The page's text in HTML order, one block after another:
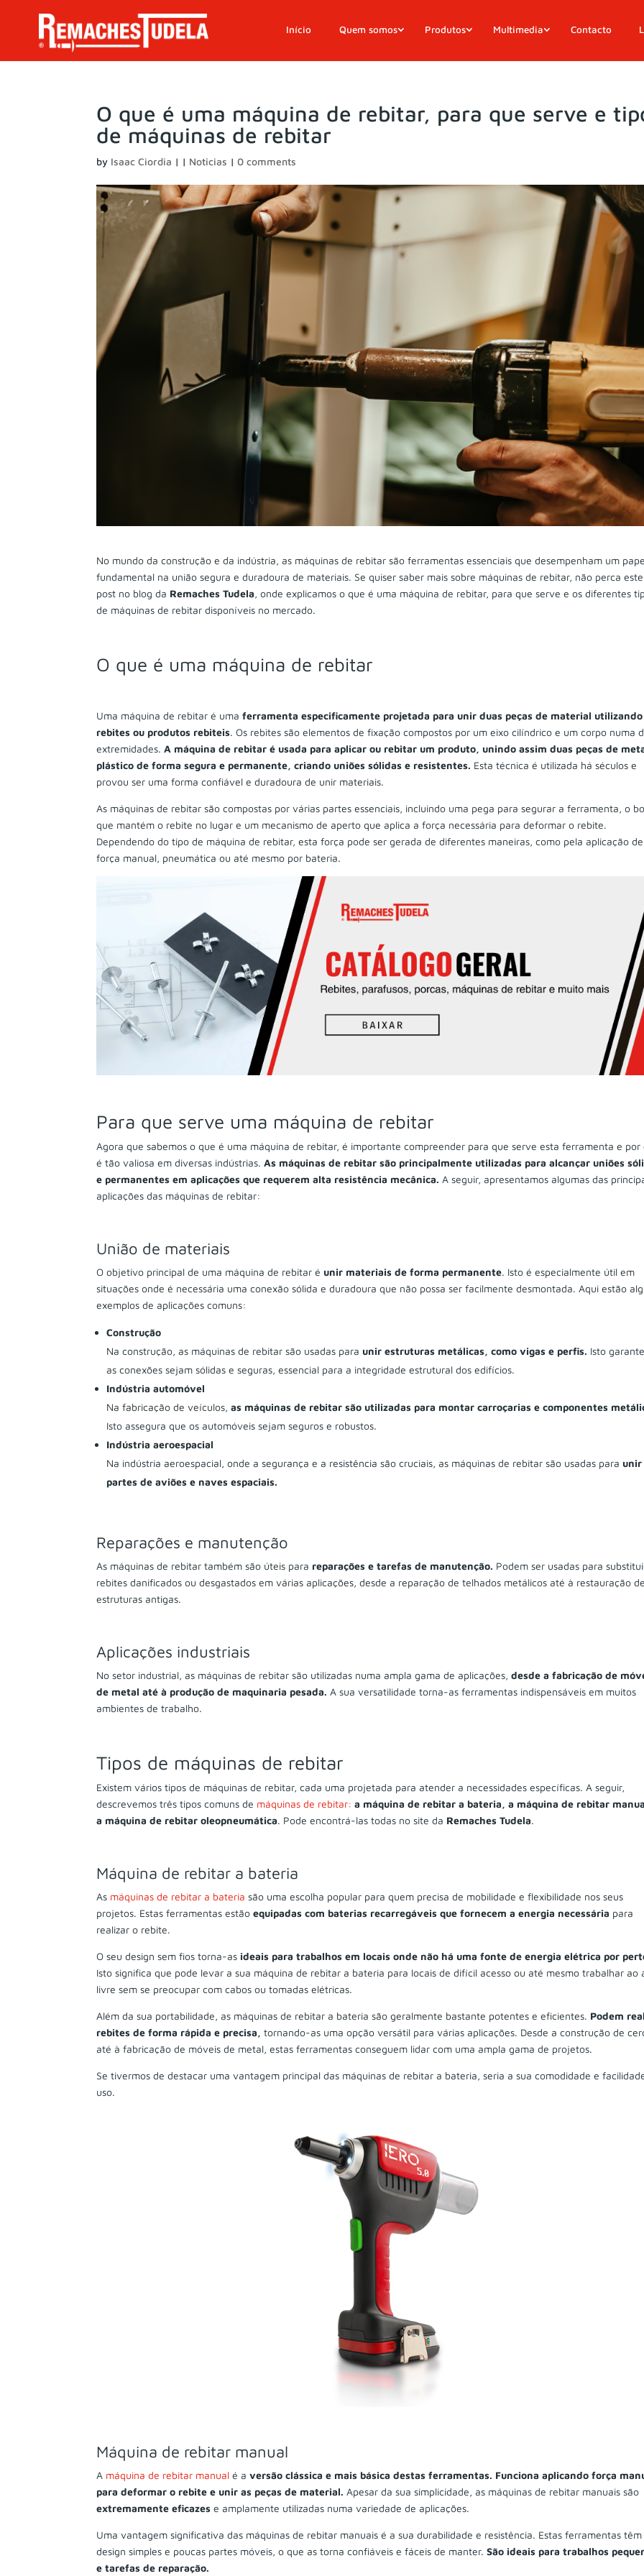
Início Quem somos Produtos Multimedia Contacto
O que é uma máquina de rebitar, para que serve e
de máquinas de rebitar
by Isaac Ciordia | | Noticias |0 comments
No mundo da construção e da indústria, as máquinas de rebitar são ferramentas essenciais que desempenham um
fundamental na união segura e duradoura de materiais. Se quiser saber mais sobre máquinas de rebitar, não perca este
post no blog da Remaches Tudela, onde explicamos o que é uma máquina de rebitar, para que serve e os diferentes
de máquinas de rebitar disponíveis no mercado.
O que é uma máquina de rebitar
Uma máquina de rebitar é umaferramenta especificamente projetada para unir duas peças de material utilizando
rebites ou produtos rebiteis. Os rebites são elementos de fixação compostos por um eixo cilíndrico e um corpo numa
extremidades.A máquina de rebitar é usada para aplicar ou rebitar um produto, unindo assim duas peças de
plástico de forma segura e permanente, criando uniões sólidas e resistentes. Esta técnica é utilizada há séculos e
provou ser uma forma confiável e duradoura de unir materiais.
As máquinas de rebitar são compostas por várias partes essenciais, incluindo uma pega para segurar a ferramenta, o
que mantém o rebite no lugar e um mecanismo de aperto que aplica a força necessária para deformar o rebite.
Dependendo do tipo de máquina de rebitar, esta força pode ser gerada de diferentes maneiras, como pela aplicação de
força manual, pneumática ou até mesmo por bateria.
Para que serve uma máquina de rebitar
Agora que sabemos o que é uma máquina de rebitar, é importante compreender para que serve esta ferramenta e por
é tão valiosa em diversas indústrias.As máquinas de rebitar são principalmente utilizadas para alcançar uniões
e permanentes em aplicações que requerem alta resistência mecânica. A seguir, apresentamos algumas das
aplicações das máquinas de rebitar:
União de materiais
O objetivo principal de uma máquina de rebitar é unir materiais de forma permanente. Isto é especialmente útil em
situações onde é necessária uma conexão sólida e duradoura que não possa ser facilmente desmontada. Aqui estão
exemplos de aplicações comuns:
Construção
Na construção, as máquinas de rebitar são usadas para unir estruturas metálicas, como vigas e perfis. Isto
as conexões sejam sólidas e seguras, essencial para a integridade estrutural dos edifícios.
Indústria automóvel
Na fabricação de veículos,as máquinas de rebitar são utilizadas para montar carroçarias e componentes
Isto assegura que os automóveis sejam seguros e robustos.
Indústria aeroespacial
Na indústria aeroespacial, onde a segurança e a resistência são cruciais, as máquinas de rebitar são usadas para unir
partes de aviões e naves espaciais.
Reparações e manutenção
As máquinas de rebitar também são úteis para reparações e tarefas de manutenção. Podem ser usadas para
rebites danificados ou desgastados em várias aplicações, desde a reparação de telhados metálicos até à restauração de
estruturas antigas.
Aplicações industriais
No setor industrial, as máquinas de rebitar são utilizadas numa ampla gama de aplicações,desde a fabricação de
de metal até à produção de maquinaria pesada. A sua versatilidade torna-as ferramentas indispensáveis em muitos
ambientes de trabalho.
Tipos de máquinas de rebitar
Existem vários tipos de máquinas de rebitar, cada uma projetada para atender a necessidades específicas. A seguir,
descrevemos três tipos comuns de máquinas de rebitar: a máquina de rebitar a bateria, a máquina de rebitar
a máquina de rebitar oleopneumática. Pode encontrá-las todas no site da Remaches Tudela.
Máquina de rebitar a bateria
As máquinas de rebitar a bateria são uma escolha popular para quem precisa de mobilidade e flexibilidade nos seus
projetos. Estas ferramentas estãoequipadas com baterias recarregáveis que fornecem a energia necessária para
realizar o rebite.
O seu design sem fios torna-as ideais para trabalhos em locais onde não há uma fonte de energia elétrica por
Isto significa que pode levar a sua máquina de rebitar a bateria para locais de difícil acesso ou até mesmo trabalhar ao
livre sem se preocupar com cabos ou tomadas elétricas.
Além da sua portabilidade, as máquinas de rebitar a bateria são geralmente bastante potentes e eficientes. Podem
rebites de forma rápida e precisa,tornando-as uma opção versátil para várias aplicações. Desde a construção de
até à fabricação de móveis de metal, estas ferramentas conseguem lidar com uma ampla gama de projetos.
Se tivermos de destacar uma vantagem principal das máquinas de rebitar a bateria, seria a sua comodidade e
uso.
Máquina de rebitar manual
A máquina de rebitar manual é aversão clássica e mais básica destas ferramentas. Funciona aplicando força
para deformar o rebite e unir as peças de material.Apesar da sua simplicidade, as máquinas de rebitar manuais são
extremamente eficazes e amplamente utilizadas numa variedade de aplicações.
Uma vantagem significativa das máquinas de rebitar manuais é a sua durabilidade e resistência. Estas ferramentas
design simples e poucas partes móveis, o que as torna confiáveis e fáceis de manter.São ideais para trabalhos
e tarefas de reparação.